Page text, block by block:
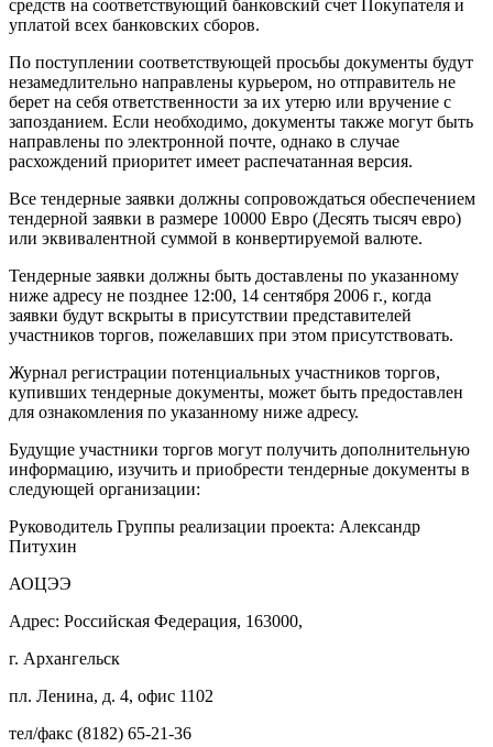
средств на соответствующий банковский счет Покупателя и
уплатой всех банковских сборов.
По поступлении соответствующей просьбы документы будут
незамедлительно направлены курьером, но отправитель не
берет на себя ответственности за их утерю или вручение с
запозданием. Если необходимо, документы также могут быть
направлены по электронной почте, однако в случае
расхождений приоритет имеет распечатанная версия.
Все тендерные заявки должны сопровождаться обеспечением
тендерной заявки в размере 10000 Евро (Десять тысяч евро)
или эквивалентной суммой в конвертируемой валюте.
Тендерные заявки должны быть доставлены по указанному
ниже адресу не позднее 12:00, 14 сентября 2006 г. когда
заявки будут вскрыты в присутствии представителей
участников торгов, пожелавших при этом присутствовать.
Журнал регистрации потенциальных участников торгов,
купивших тендерные документы, может быть предоставлен
для ознакомления по указанному ниже адресу.
Будущие участники торгов могут получить дополнительную
информацию, изучить и приобрести тендерные документы в
следующей организации:
Руководитель Группы реализации проекта: Александр
Питухин
АОЦЭЭ
Адрес: Российская Федерация, 163000,
г. Архангельск
пл. Ленина, д. 4, офис 1102
тел/факс (8182) 65-21-36